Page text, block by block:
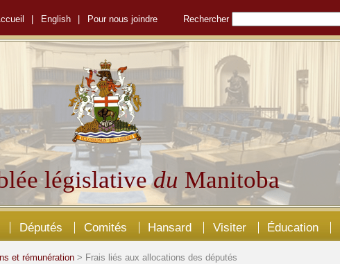
English Pour nous joindre Rechercher
législativedu Manitoba
Députés Comités Hansard Visiter Éducation
et rémunération > Frais liés aux allocations des députés